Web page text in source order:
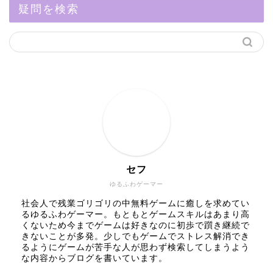
疑問を検索
ゆるふわゲーマー
セフ
社会人で残業ゴリゴリの中無料ゲームに癒しを求めてい
るゆるふわゲーマー。もともとゲームスキルはあまり高
くないため今までゲームは好きなのに初歩で躓き継続で
きないことが多発。少しでもゲームでストレス解消でき
るようにゲームが苦手な人が思わず検索してしまうよう
な内容からブログを書いています。